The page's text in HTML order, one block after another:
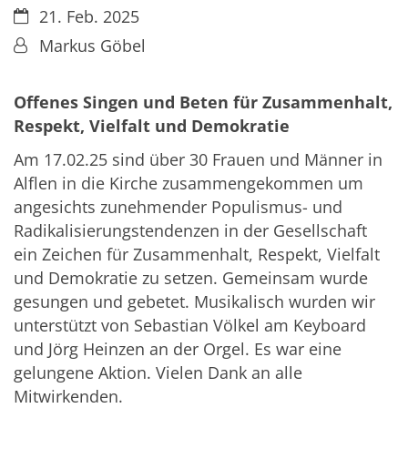
Datum:21. Feb. 2025
Von:Markus Göbel
Offenes Singen und Beten für Zusammenhalt,
Respekt, Vielfalt und Demokratie
Am 17.02.25 sind über 30 Frauen und Männer in
Alflen in die Kirche zusammengekommen um
angesichts zunehmender Populismus- und
Radikalisierungstendenzen in der Gesellschaft
ein Zeichen für Zusammenhalt, Respekt, Vielfalt
und Demokratie zu setzen. Gemeinsam wurde
gesungen und gebetet. Musikalisch wurden wir
unterstützt von Sebastian Völkel am Keyboard
und Jörg Heinzen an der Orgel. Es war eine
gelungene Aktion. Vielen Dank an alle
Mitwirkenden.